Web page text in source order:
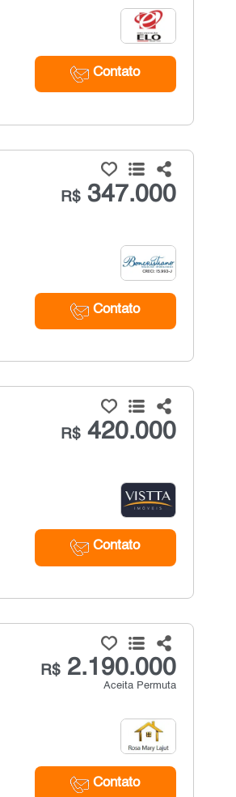
Contato
R$347.000
Contato
R$420.000
Contato
R$2.190.000
Aceita Permuta
Contato